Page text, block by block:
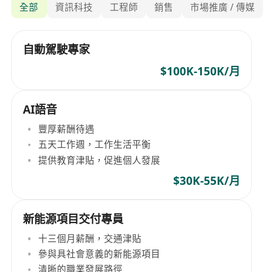
全部 資訊科技 工程師 銷售 市場推廣 / 傳媒
自動駕駛專家
$100K-150K/月
AI語音
豐厚薪酬待遇
五天工作週，工作生活平衡
提供教育津貼，促進個人發展
$30K-55K/月
新能源項目交付專員
十三個月薪酬，交通津貼
參與具社會意義的新能源項目
清晰的職業發展路徑